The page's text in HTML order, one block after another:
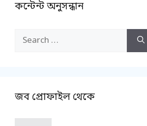
কন্টেন্ট অনুসন্ধান
Search
for:
জব প্রোফাইল থেকে